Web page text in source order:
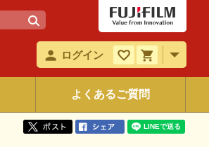
ログイン
よくあるご質問